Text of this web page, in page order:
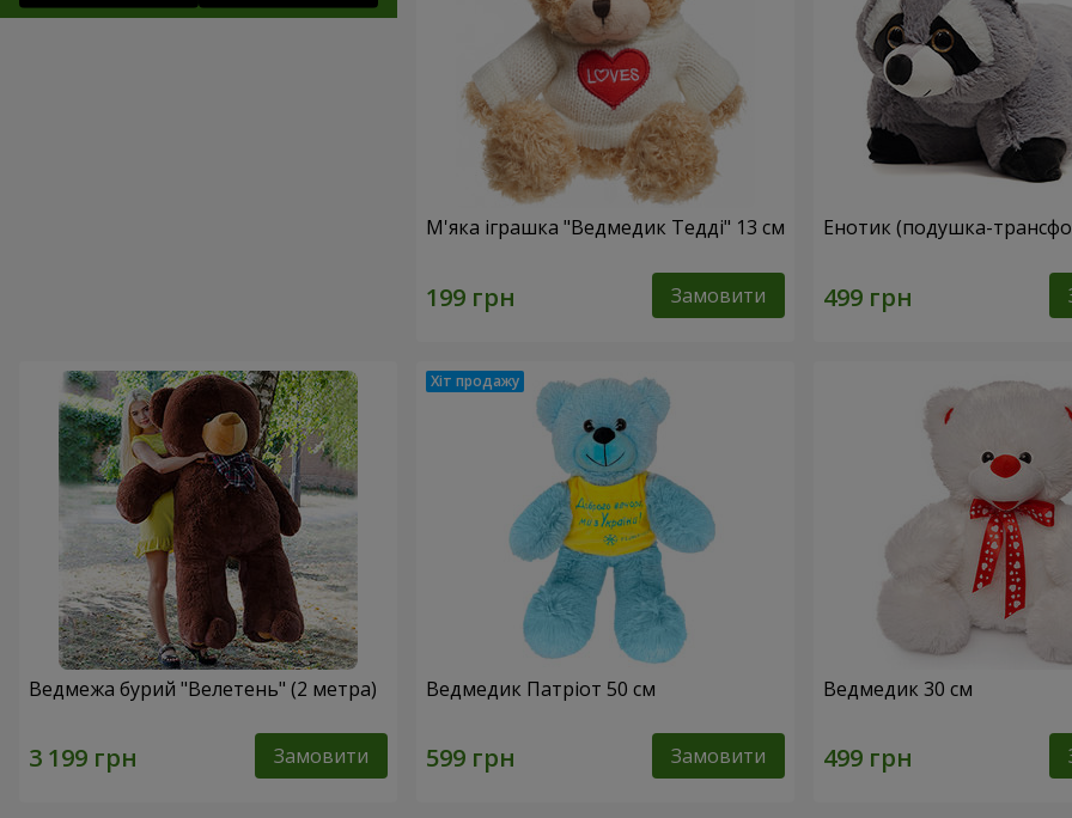
М'яка іграшка "Ведмедик Тедді" 13 см
Замовити
Енотик (подушка-
Ведмежа бурий "Велетень" (2 метра)
Замовити
Ведмедик Патріот 50 см
Замовити
Ведмедик 30 см